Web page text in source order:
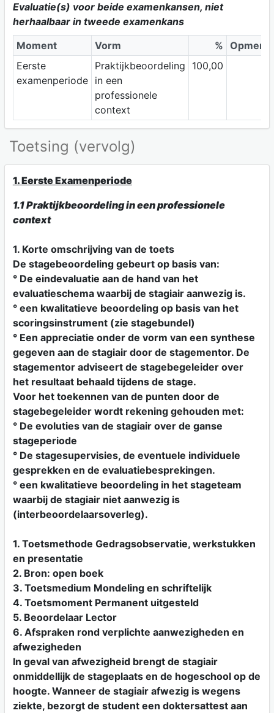
Evaluatie(s) voor beide examenkansen, niet
herhaalbaar in tweede examenkans
Moment
Vorm %
Eerste
examenperiode
Praktijkbeoordeling
in een
professionele
context
100,00
Toetsing (vervolg)
1. Eerste Examenperiode
1.1 Praktijkbeoordeling in een professionele
context
1. Korte omschrijving van de toets
De stagebeoordeling gebeurt op basis van:
° De eindevaluatie aan de hand van het
evaluatieschema waarbij de stagiair aanwezig is.
° een kwalitatieve beoordeling op basis van het
scoringsinstrument (zie stagebundel)
° Een appreciatie onder de vorm van een synthese
gegeven aan de stagiair door de stagementor. De
stagementor adviseert de stagebegeleider over
het resultaat behaald tijdens de stage.
Voor het toekennen van de punten door de
stagebegeleider wordt rekening gehouden met:
° De evoluties van de stagiair over de ganse
stageperiode
° De stagesupervisies, de eventuele individuele
gesprekken en de evaluatiebesprekingen.
° een kwalitatieve beoordeling in het stageteam
waarbij de stagiair niet aanwezig is
(interbeoordelaarsoverleg).
1. Toetsmethode Gedragsobservatie, werkstukken
en presentatie
2. Bron: open boek
3. Toetsmedium Mondeling en schriftelijk
4. Toetsmoment Permanent uitgesteld
5. Beoordelaar Lector
6. Afspraken rond verplichte aanwezigheden en
afwezigheden
In geval van afwezigheid brengt de stagiair
onmiddellijk de stageplaats en de hogeschool op de
hoogte. Wanneer de stagiair afwezig is wegens
ziekte, bezorgt de student een doktersattest aan